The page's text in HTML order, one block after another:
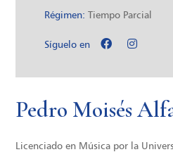
Régimen: Tiempo Parcial
Síguelo en
Pedro Moisés
Licenciado en Música por la